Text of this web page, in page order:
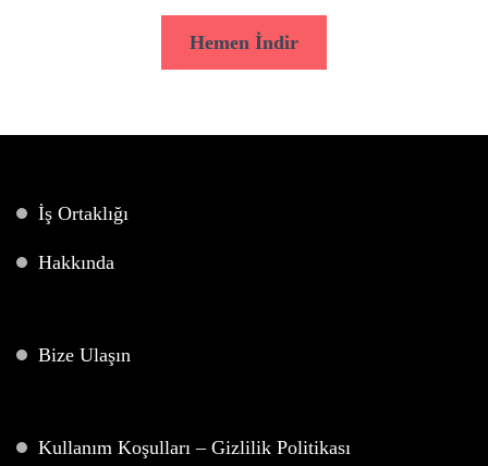
Hemen İndir
İş Ortaklığı
Hakkında
Bize Ulaşın
Kullanım Koşulları – Gizlilik Politikası